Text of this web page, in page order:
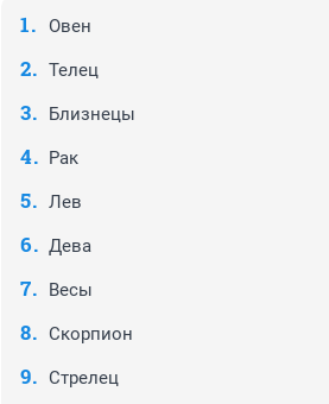
Овен
Телец
Близнецы
Рак
Лев
Дева
Весы
Скорпион
Стрелец